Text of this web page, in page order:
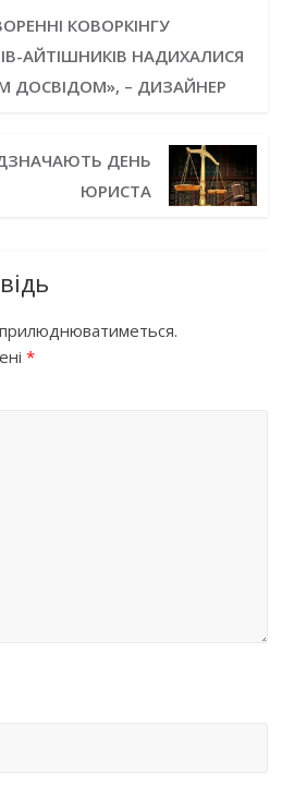
КОВОРКІНГУ
АЙТІШНИКІВ НАДИХАЛИСЯ
ДОСВІДОМ», – ДИЗАЙНЕР
ДЕНЬ
ЮРИСТА
*